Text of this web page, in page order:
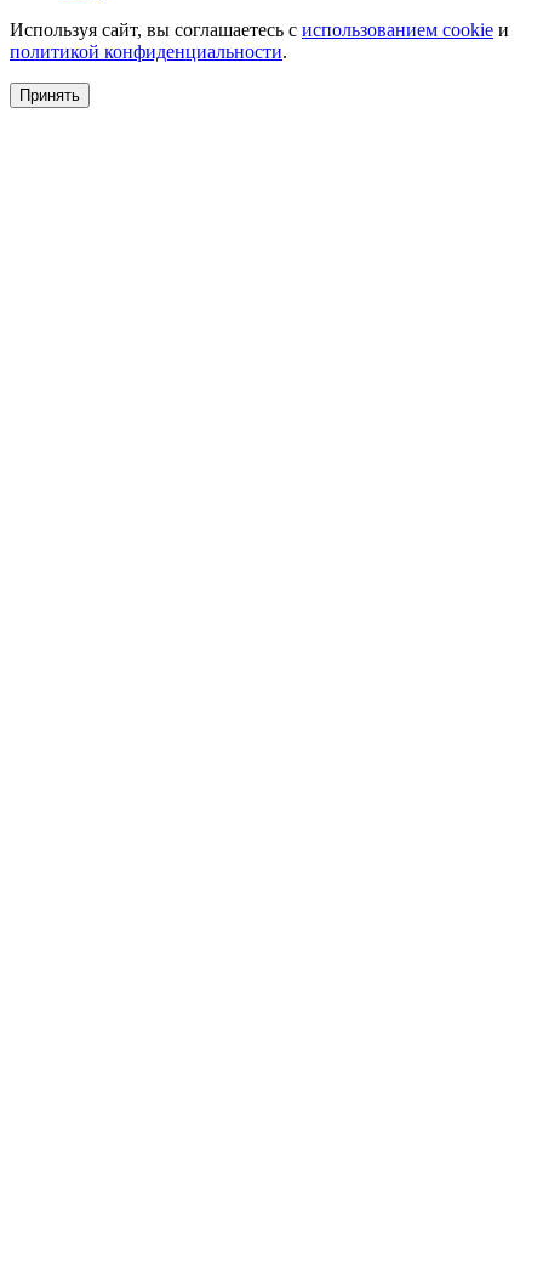
Используя сайт, вы соглашаетесь с использованием cookie и
политикой конфиденциальности.
Принять